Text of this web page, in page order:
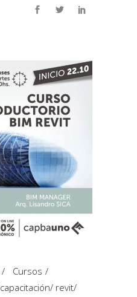
Cursos
capacitación/ revit/